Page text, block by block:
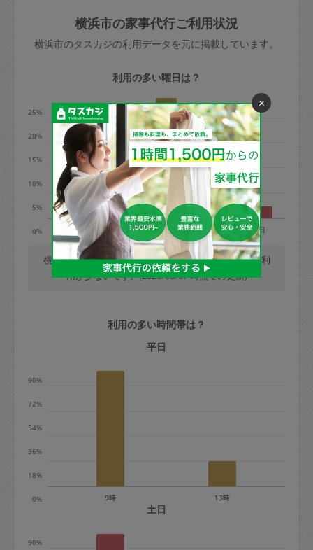
依頼者不在による当日キャンセル＝依頼
金額の100%＋交通費全額
※例：依頼日時／土曜日午前9時開始の場
合、水曜日午前9時以降はキャンセル料が
発生
水曜日9時〜金曜日9時まで＝依頼料金の
50%
金曜日9時～土曜日8時まで＝依頼金額の
100%
土曜日8時〜実施時間＝依頼金額の100%
＋交通費全額
依頼者不在による当日キャンセル＝依頼
金額の100%＋交通費全額
定期契約をキャンセルする場合、毎週定
期は月2回まで隔週定期は月1回までキャ
※キャンセル料金の設定について：
きた場合は損害保険の対象外となるので
ご注意ください。
玉、など
あわせてこちらも参照ください：初めて
はありますか？
横浜市の家事代行ご利用状況
横浜市のタスカジの利用データを元に掲載しています。
利用の多い曜日は？
0%
5%
10%
15%
20%
25%
月 火 水 木 金 土 日
横浜市では、毎週木曜日の利用が最も多く、日曜日の利
用が少ないです。(2026/08/07 時点での更新)
利用の多い時間帯は？
平日
0%
18%
36%
54%
72%
90%
9時 13時
土日
90%
×